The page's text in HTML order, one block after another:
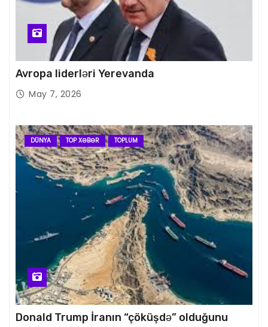
Avropa liderləri Yerevanda
May 7, 2026
DÜNYA TOP XƏBƏR TOPLUM
Donald Trump İranın “çöküşdə” olduğunu